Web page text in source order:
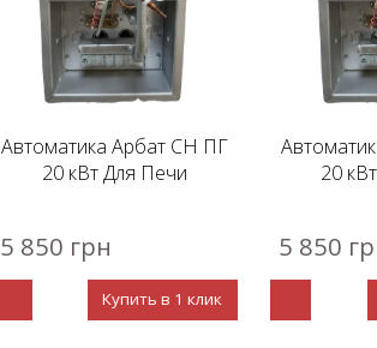
Автоматика Арбат СН ПГ
20 кВт Для Печи
5 850 грн
Купить в 1 клик
20
5 850